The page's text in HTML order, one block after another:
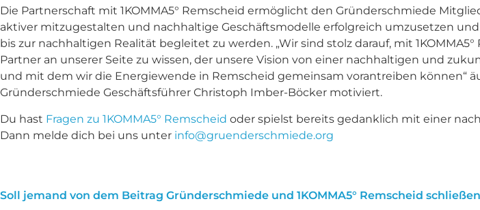
Die Partnerschaft mit 1KOMMA5° Remscheid ermöglicht den Gründerschmiede
aktiver mitzugestalten und nachhaltige Geschäftsmodelle erfolgreich umzusetzen
bis zur nachhaltigen Realität begleitet zu werden. „Wir sind stolz darauf, mit
Partner an unserer Seite zu wissen, der unsere Vision von einer nachhaltigen und
und mit dem wir die Energiewende in Remscheid gemeinsam vorantreiben können“
Gründerschmiede Geschäftsführer Christoph Imber-Böcker motiviert.
Du hast Fragen zu 1KOMMA5° Remscheid oder spielst bereits gedanklich mit einer
Dann melde dich bei uns unter info@gruenderschmiede.org
Soll jemand von dem Beitrag Gründerschmiede und 1KOMMA5° Remscheid